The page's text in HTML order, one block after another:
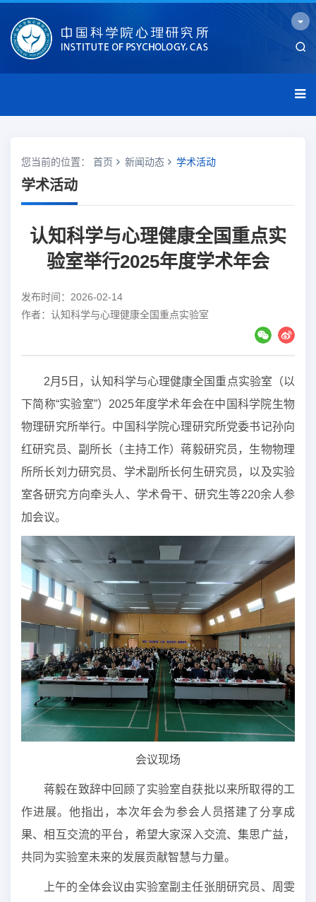
您当前的位置： 首页 新闻动态 学术活动
学术活动
认知科学与心理健康全国重点实
验室举行2025年度学术年会
发布时间：2026-02-14
作者：认知科学与心理健康全国重点实验室
2月5日，认知科学与心理健康全国重点实验室（以
下简称“实验室”）2025年度学术年会在中国科学院生物
物理研究所举行。中国科学院心理研究所党委书记孙向
红研究员、副所长（主持工作）蒋毅研究员，生物物理
所所长刘力研究员、学术副所长何生研究员，以及实验
室各研究方向牵头人、学术骨干、研究生等220余人参
加会议。
会议现场
蒋毅在致辞中回顾了实验室自获批以来所取得的工
作进展。他指出，本次年会为参会人员搭建了分享成
果、相互交流的平台，希望大家深入交流、集思广益，
共同为实验室未来的发展贡献智慧与力量。
上午的全体会议由实验室副主任张朋研究员、周雯